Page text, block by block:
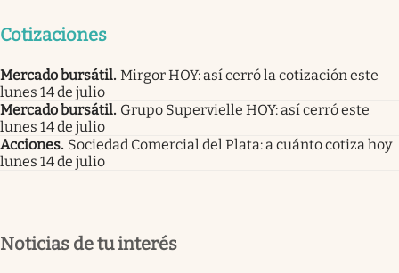
Cotizaciones
Mercado bursátil. Mirgor HOY: así cerró la cotización este
lunes 14 de julio
Mercado bursátil. Grupo Supervielle HOY: así cerró este
lunes 14 de julio
Acciones. Sociedad Comercial del Plata: a cuánto cotiza hoy
lunes 14 de julio
Noticias de tu interés